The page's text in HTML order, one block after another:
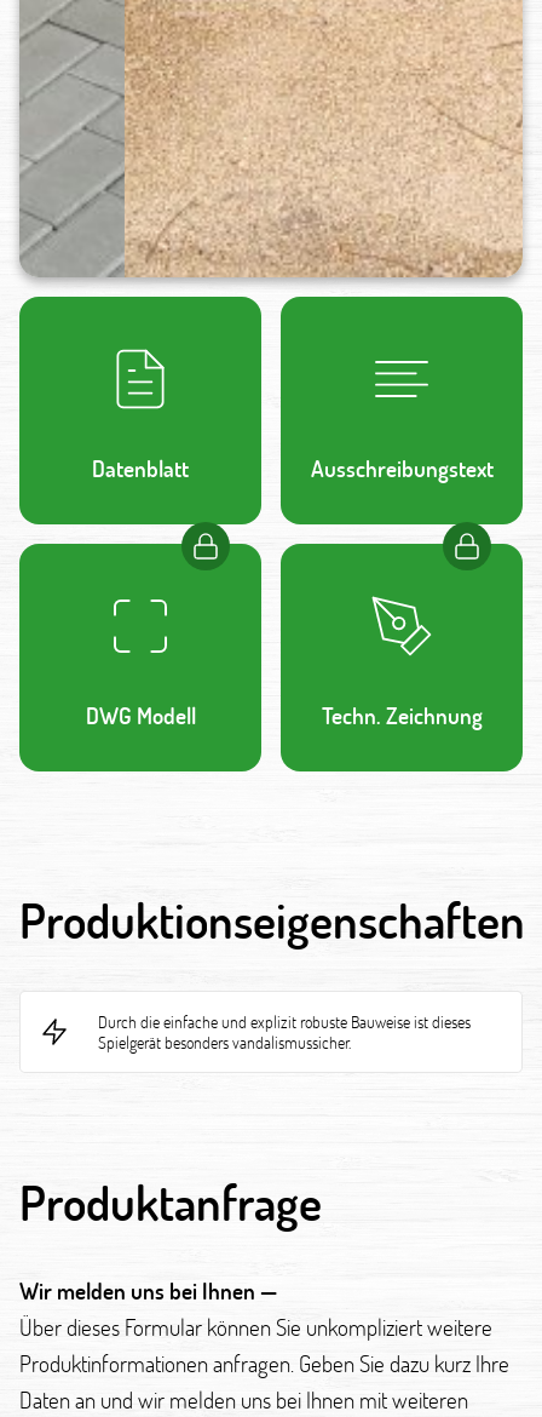
Datenblatt Ausschreibungstext
DWG Modell Techn. Zeichnung
Produktionseigenschaften
Durch die einfache und explizit robuste Bauweise ist dieses
Spielgerät besonders vandalismussicher.
Produktanfrage
Wir melden uns bei Ihnen —
Über dieses Formular können Sie unkompliziert weitere
Produktinformationen anfragen. Geben Sie dazu kurz Ihre
Daten an und wir melden uns bei Ihnen mit weiteren